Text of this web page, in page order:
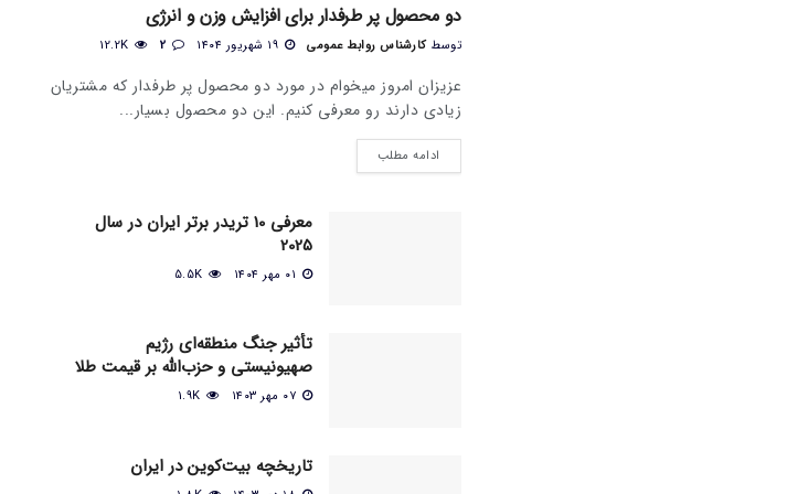
دو محصول پر طرفدار برای افزایش وزن و انرژی
توسط کارشناس روابط عمومی
عزیزان امروز میخوام در مورد دو محصول پر طرفدار که مشتریان
زیادی دارند رو معرفی کنیم. این دو محصول بسیار...
ادامه مطلب
معرفی 10 تریدر برتر ایران در سال
2025
تأثیر جنگ منطقه‌ای رژیم
صهیونیستی و حزب‌الله بر قیمت طلا
تاریخچه بیت‌کوین در ایران